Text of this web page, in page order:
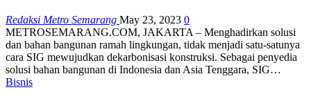
Redaksi Metro Semarang May 23, 2023 0
METROSEMARANG.COM, JAKARTA – Menghadirkan solusi
dan bahan bangunan ramah lingkungan, tidak menjadi satu-satunya
cara SIG mewujudkan dekarbonisasi konstruksi. Sebagai penyedia
solusi bahan bangunan di Indonesia dan Asia Tenggara, SIG…
Bisnis